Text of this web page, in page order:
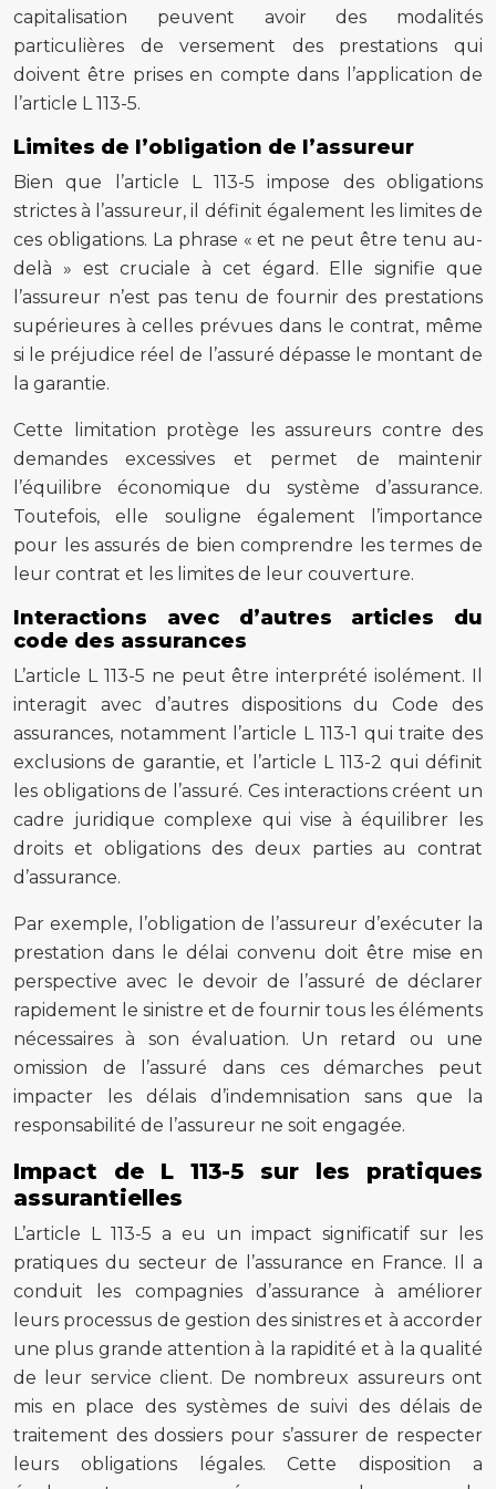
capitalisation peuvent avoir des modalités
particulières de versement des prestations qui
doivent être prises en compte dans l’application de
l’article L 113-5.
Limites de l’obligation de l’assureur
Bien que l’article L 113-5 impose des obligations
strictes à l’assureur, il définit également les limites de
ces obligations. La phrase « et ne peut être tenu au-
delà » est cruciale à cet égard. Elle signifie que
l’assureur n’est pas tenu de fournir des prestations
supérieures à celles prévues dans le contrat, même
si le préjudice réel de l’assuré dépasse le montant de
la garantie.
Cette limitation protège les assureurs contre des
demandes excessives et permet de maintenir
l’équilibre économique du système d’assurance.
Toutefois, elle souligne également l’importance
pour les assurés de bien comprendre les termes de
leur contrat et les limites de leur couverture.
Interactions avec d’autres articles du
code des assurances
L’article L 113-5 ne peut être interprété isolément. Il
interagit avec d’autres dispositions du Code des
assurances, notamment l’article L 113-1 qui traite des
exclusions de garantie, et l’article L 113-2 qui définit
les obligations de l’assuré. Ces interactions créent un
cadre juridique complexe qui vise à équilibrer les
droits et obligations des deux parties au contrat
d’assurance.
Par exemple, l’obligation de l’assureur d’exécuter la
prestation dans le délai convenu doit être mise en
perspective avec le devoir de l’assuré de déclarer
rapidement le sinistre et de fournir tous les éléments
nécessaires à son évaluation. Un retard ou une
omission de l’assuré dans ces démarches peut
impacter les délais d’indemnisation sans que la
responsabilité de l’assureur ne soit engagée.
Impact de L 113-5 sur les pratiques
assurantielles
L’article L 113-5 a eu un impact significatif sur les
pratiques du secteur de l’assurance en France. Il a
conduit les compagnies d’assurance à améliorer
leurs processus de gestion des sinistres et à accorder
une plus grande attention à la rapidité et à la qualité
de leur service client. De nombreux assureurs ont
mis en place des systèmes de suivi des délais de
traitement des dossiers pour s’assurer de respecter
leurs obligations légales. Cette disposition a